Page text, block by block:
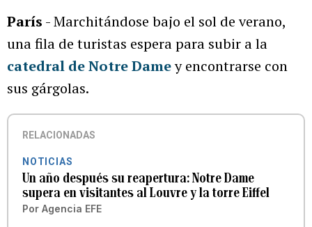
París - Marchitándose bajo el sol de verano,
una fila de turistas espera para subir a la
catedral de Notre Damey encontrarse con
sus gárgolas.
RELACIONADAS
NOTICIAS
Un año después su reapertura: Notre Dame
supera en visitantes al Louvre y la torre Eiffel
Por Agencia EFE